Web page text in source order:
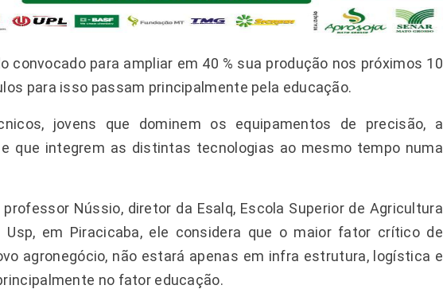
convocado para ampliar em 40 % sua produção nos próximos 10
para isso passam principalmente pela educação.
jovens que dominem os equipamentos de precisão, a
que integrem as distintas tecnologias ao mesmo tempo numa
Nússio, diretor da Esalq, Escola Superior de Agricultura
Usp, em Piracicaba, ele considera que o maior fator crítico de
agronegócio, não estará apenas em infra estrutura, logística e
no fator educação.